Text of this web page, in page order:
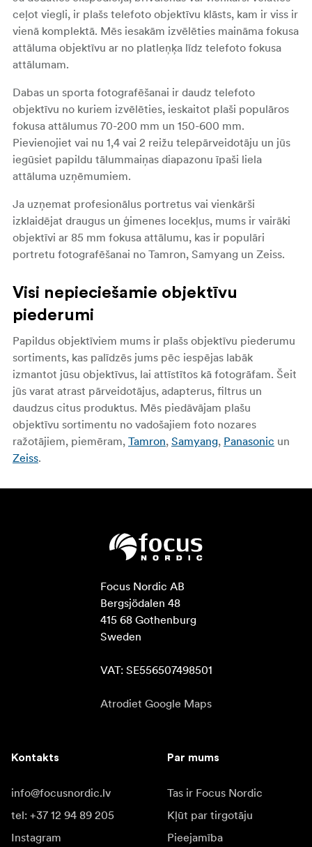
ceļot viegli, ir plašs telefoto objektīvu klāsts, kam ir viss ir
vienā komplektā. Mēs iesakām izvēlēties maināma fokusa
attāluma objektīvu ar no platleņķa līdz telefoto fokusa
attālumam.
Dabas un sporta fotografēšanai ir daudz telefoto
objektīvu no kuriem izvēlēties, ieskaitot plaši populāros
fokusa attālumus 70-200 mm un 150-600 mm.
Pievienojiet vai nu 1,4 vai 2 reižu telepārveidotāju un jūs
iegūsiet papildu tālummaiņas diapazonu īpaši liela
attāluma uzņēmumiem.
Ja uzņemat profesionālus portretus vai vienkārši
izklaidējat draugus un ģimenes locekļus, mums ir vairāki
objektīvi ar 85 mm fokusa attālumu, kas ir populāri
portretu fotografēšanai no Tamron, Samyang un Zeiss.
Visi nepieciešamie objektīvu
piederumi
Papildus objektīviem mums ir plašs objektīvu piederumu
sortiments, kas palīdzēs jums pēc iespējas labāk
izmantot jūsu objektīvus, lai attīstītos kā fotogrāfam. Šeit
jūs varat atrast pārveidotājus, adapterus, filtrus un
daudzus citus produktus. Mēs piedāvājam plašu
objektīvu sortimentu no vadošajiem foto nozares
ražotājiem, piemēram, Tamron, Samyang, Panasonic un
Zeiss.
Focus Nordic AB
Bergsjödalen 48
415 68 Gothenburg
Sweden
VAT: SE556507498501
Atrodiet Google Maps
Kontakts
info@focusnordic.lv
tel: +37 12 94 89 205
Instagram
Par mums
Tas ir Focus Nordic
Kļūt par tirgotāju
Pieejamība